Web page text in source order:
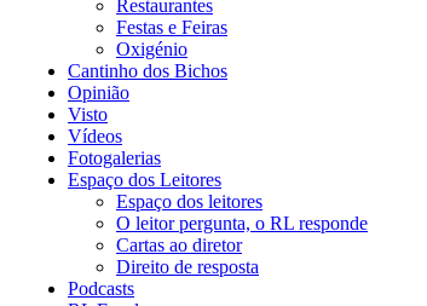
Restaurantes
Festas e Feiras
Oxigénio
Cantinho dos Bichos
Opinião
Visto
Vídeos
Fotogalerias
Espaço dos Leitores
Espaço dos leitores
O leitor pergunta, o RL responde
Cartas ao diretor
Direito de resposta
Podcasts